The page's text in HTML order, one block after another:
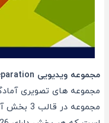
مجموعه ویدیویی Study English – IELTS Preparation
مجموعه های تصویری
مجموعه در